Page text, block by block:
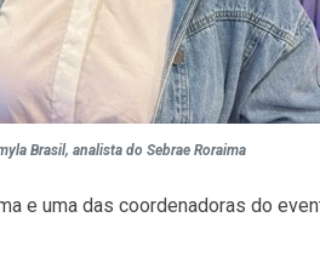
Brasil, analista do Sebrae Roraima
e uma das coordenadoras do